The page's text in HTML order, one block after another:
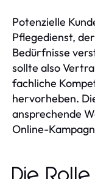
Potenzielle
Pflegedienst,
Bedürfnisse
sollte also
fachliche
hervorheben.
ansprechende
Online-